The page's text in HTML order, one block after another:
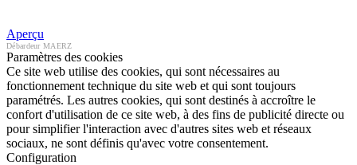
Aperçu
Débardeur MAERZ
Paramètres des cookies
Ce site web utilise des cookies, qui sont nécessaires au
fonctionnement technique du site web et qui sont toujours
paramétrés. Les autres cookies, qui sont destinés à accroître le
confort d'utilisation de ce site web, à des fins de publicité directe ou
pour simplifier l'interaction avec d'autres sites web et réseaux
sociaux, ne sont définis qu'avec votre consentement.
Configuration